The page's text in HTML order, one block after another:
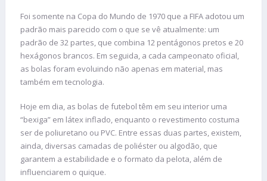
Foi somente na Copa do Mundo de 1970 que a FIFA adotou um
padrão mais parecido com o que se vê atualmente: um
padrão de 32 partes, que combina 12 pentágonos pretos e 20
hexágonos brancos. Em seguida, a cada campeonato oficial,
as bolas foram evoluindo não apenas em material, mas
também em tecnologia.
Hoje em dia, as bolas de futebol têm em seu interior uma
“bexiga” em látex inflado, enquanto o revestimento costuma
ser de poliuretano ou PVC. Entre essas duas partes, existem,
ainda, diversas camadas de poliéster ou algodão, que
garantem a estabilidade e o formato da pelota, além de
influenciarem o quique.